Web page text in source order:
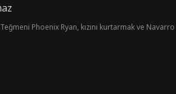
Phoenix Ryan, kızını kurtarmak ve